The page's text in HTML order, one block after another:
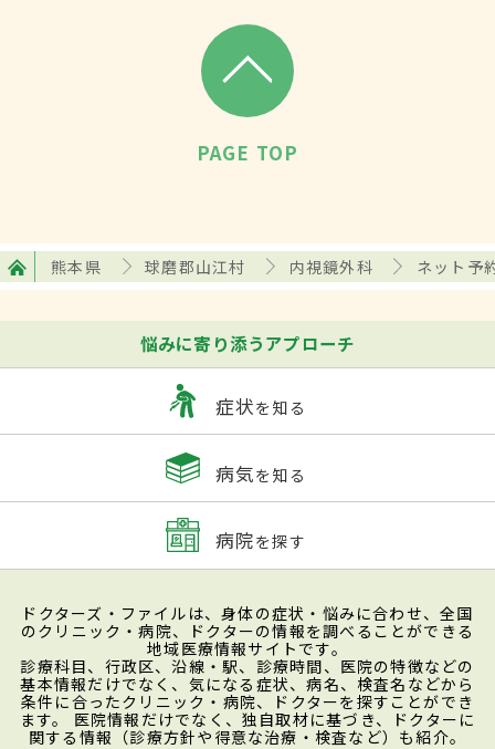
PAGE TOP
熊本県 球磨郡山江村 内視鏡外科 ネット予
悩みに寄り添うアプローチ
症状を知る
病気を知る
病院を探す
ドクターズ・ファイルは、身体の症状・悩みに合わせ、全国
のクリニック・病院、ドクターの情報を調べることができる
地域医療情報サイトです。
診療科目、行政区、沿線・駅、診療時間、医院の特徴などの
基本情報だけでなく、気になる症状、病名、検査名などから
条件に合ったクリニック・病院、ドクターを探すことができ
ます。 医院情報だけでなく、独自取材に基づき、ドクターに
関する情報（診療方針や得意な治療・検査など）も紹介。